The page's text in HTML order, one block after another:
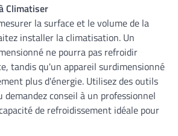
Climatiser
la surface et le volume de la
installer la climatisation. Un
ne pourra pas refroidir
tandis qu'un appareil surdimensionné
plus d'énergie. Utilisez des outils
demandez conseil à un professionnel
de refroidissement idéale pour